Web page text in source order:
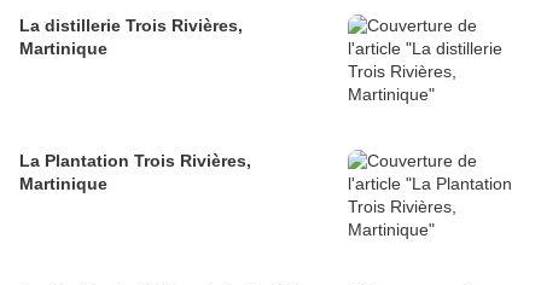
La distillerie Trois Rivières,
Martinique
La Plantation Trois Rivières,
Martinique